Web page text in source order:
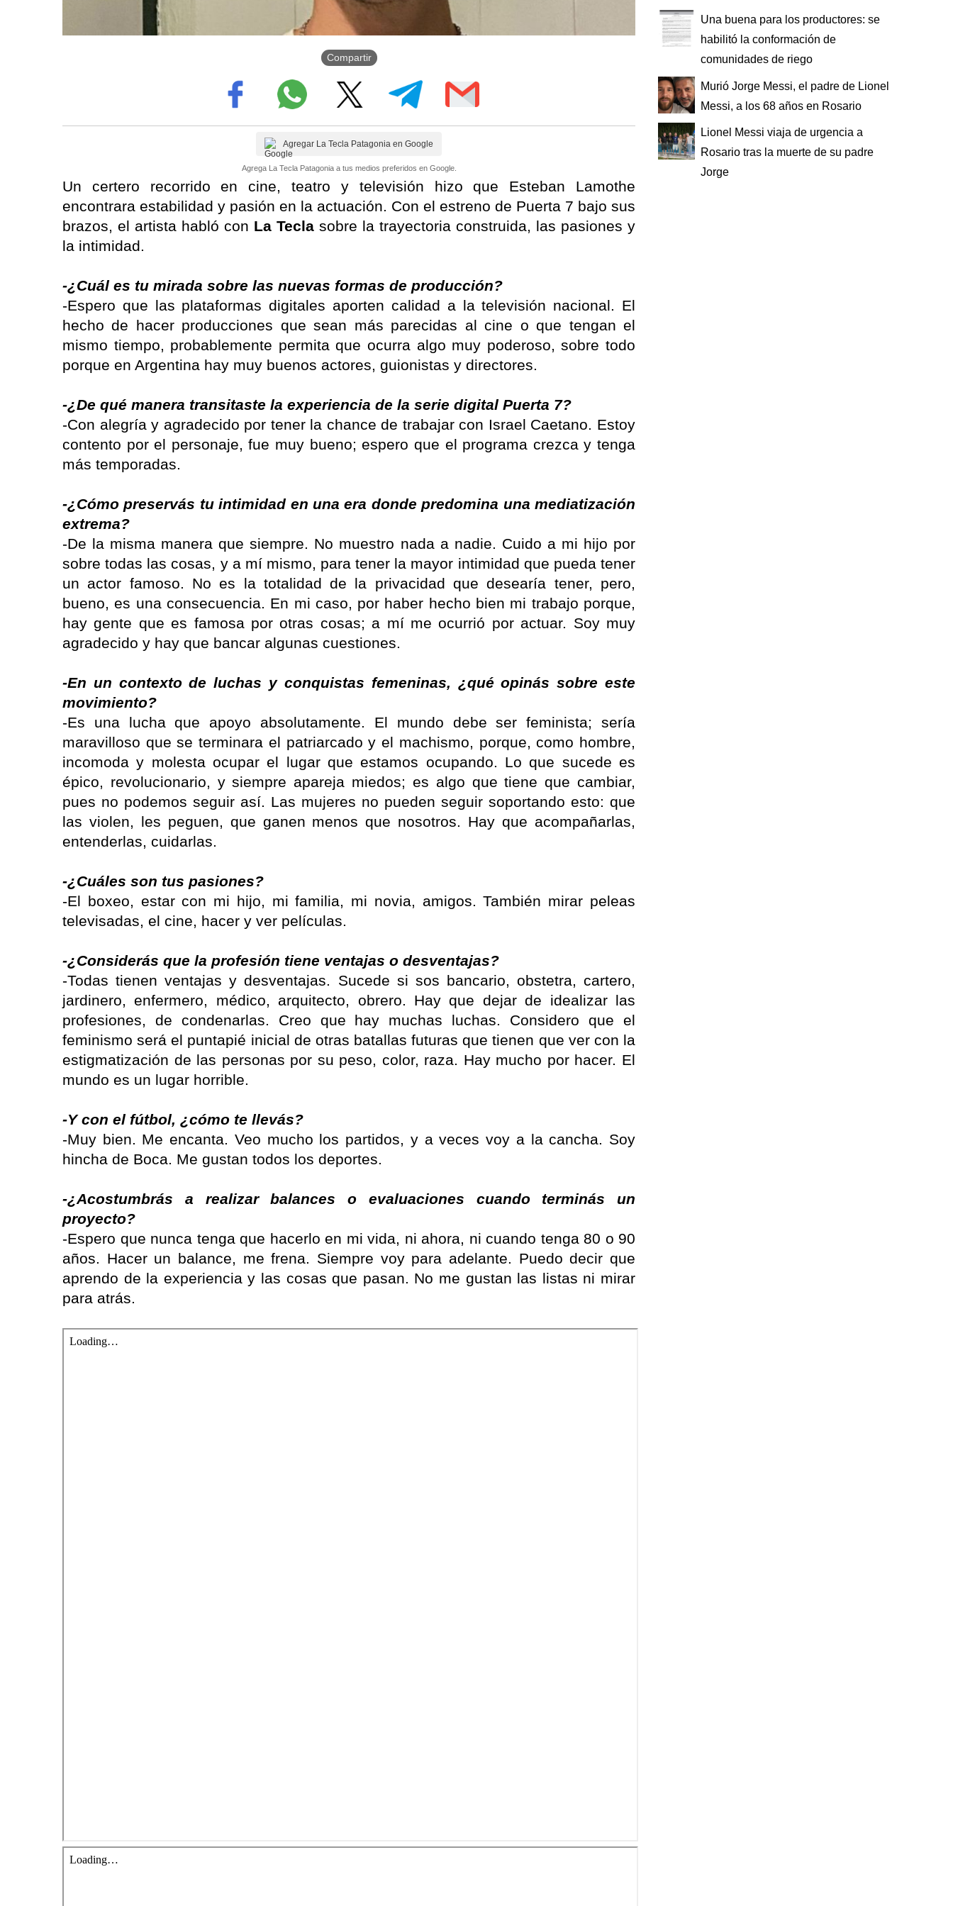
Compartir
Agregar La Tecla Patagonia en Google
Agrega La Tecla Patagonia a tus medios preferidos en Google.
Un certero recorrido en cine, teatro y televisión hizo que Esteban Lamothe
encontrara estabilidad y pasión en la actuación. Con el estreno de Puerta 7 bajo sus
brazos, el artista habló con La Tecla sobre la trayectoria construida, las pasiones y
la intimidad.
-¿Cuál es tu mirada sobre las nuevas formas de producción?
-Espero que las plataformas digitales aporten calidad a la televisión nacional. El
hecho de hacer producciones que sean más parecidas al cine o que tengan el
mismo tiempo, probablemente permita que ocurra algo muy poderoso, sobre todo
porque en Argentina hay muy buenos actores, guionistas y directores.
-¿De qué manera transitaste la experiencia de la serie digital Puerta 7?
-Con alegría y agradecido por tener la chance de trabajar con Israel Caetano. Estoy
contento por el personaje, fue muy bueno; espero que el programa crezca y tenga
más temporadas.
-¿Cómo preservás tu intimidad en una era donde predomina una mediatización
extrema?
-De la misma manera que siempre. No muestro nada a nadie. Cuido a mi hijo por
sobre todas las cosas, y a mí mismo, para tener la mayor intimidad que pueda tener
un actor famoso. No es la totalidad de la privacidad que desearía tener, pero,
bueno, es una consecuencia. En mi caso, por haber hecho bien mi trabajo porque,
hay gente que es famosa por otras cosas; a mí me ocurrió por actuar. Soy muy
agradecido y hay que bancar algunas cuestiones.
-En un contexto de luchas y conquistas femeninas, ¿qué opinás sobre este
movimiento?
-Es una lucha que apoyo absolutamente. El mundo debe ser feminista; sería
maravilloso que se terminara el patriarcado y el machismo, porque, como hombre,
incomoda y molesta ocupar el lugar que estamos ocupando. Lo que sucede es
épico, revolucionario, y siempre apareja miedos; es algo que tiene que cambiar,
pues no podemos seguir así. Las mujeres no pueden seguir soportando esto: que
las violen, les peguen, que ganen menos que nosotros. Hay que acompañarlas,
entenderlas, cuidarlas.
-¿Cuáles son tus pasiones?
-El boxeo, estar con mi hijo, mi familia, mi novia, amigos. También mirar peleas
televisadas, el cine, hacer y ver películas.
-¿Considerás que la profesión tiene ventajas o desventajas?
-Todas tienen ventajas y desventajas. Sucede si sos bancario, obstetra, cartero,
jardinero, enfermero, médico, arquitecto, obrero. Hay que dejar de idealizar las
profesiones, de condenarlas. Creo que hay muchas luchas. Considero que el
feminismo será el puntapié inicial de otras batallas futuras que tienen que ver con la
estigmatización de las personas por su peso, color, raza. Hay mucho por hacer. El
mundo es un lugar horrible.
-Y con el fútbol, ¿cómo te llevás?
-Muy bien. Me encanta. Veo mucho los partidos, y a veces voy a la cancha. Soy
hincha de Boca. Me gustan todos los deportes.
-¿Acostumbrás a realizar balances o evaluaciones cuando terminás un
proyecto?
-Espero que nunca tenga que hacerlo en mi vida, ni ahora, ni cuando tenga 80 o 90
años. Hacer un balance, me frena. Siempre voy para adelante. Puedo decir que
aprendo de la experiencia y las cosas que pasan. No me gustan las listas ni mirar
para atrás.
Una buena para los productores: se
habilitó la conformación de
comunidades de riego
Murió Jorge Messi, el padre de Lionel
Messi, a los 68 años en Rosario
Lionel Messi viaja de urgencia a
Rosario tras la muerte de su padre
Jorge